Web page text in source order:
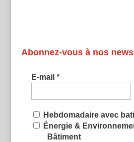
Abonnez-vous à nos
E-mail *
Hebdomadaire avec
Énergie &
Bâtiment